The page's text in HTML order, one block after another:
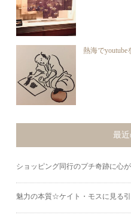
熱海でyoutube
最
ショッピング同行のプチ奇跡に心が
魅力の本質☆ケイト・モスに見る